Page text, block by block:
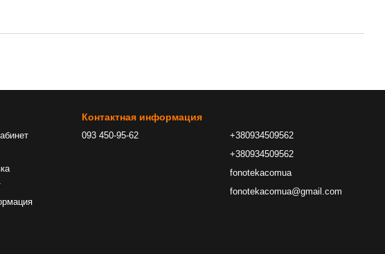
Контактная информация
093 450-95-62
+380934509562
+380934509562
fonotekacomua
fonotekacomua@gmail.com